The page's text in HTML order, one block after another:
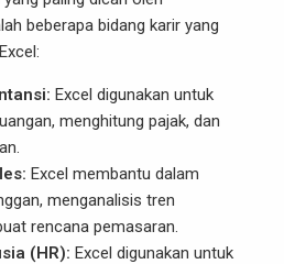
beberapa bidang karir yang
Excel digunakan untuk
menghitung pajak, dan
Excel membantu dalam
menganalisis tren
rencana pemasaran.
(HR): Excel digunakan untuk